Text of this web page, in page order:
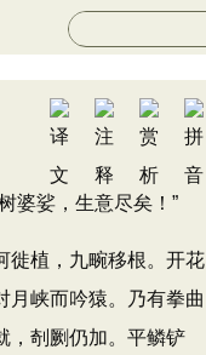
婆娑，生意尽矣！”
植，九畹移根。开花
月峡而吟猿。乃有拳曲
，剞劂仍加。平鳞铲